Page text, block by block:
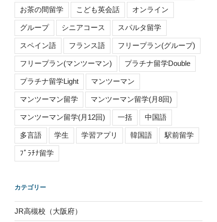
お茶の間留学 こども英会話 オンライン
グループ シニアコース スパルタ留学
スペイン語 フランス語 フリープラン(グループ)
フリープラン(マンツーマン) プラチナ留学Double
プラチナ留学Light マンツーマン
マンツーマン留学 マンツーマン留学(月8回)
マンツーマン留学(月12回) 一括 中国語
多言語 学生 学習アプリ 韓国語 駅前留学
ﾌﾟﾗﾁﾅ留学
カテゴリー
JR高槻校（大阪府）